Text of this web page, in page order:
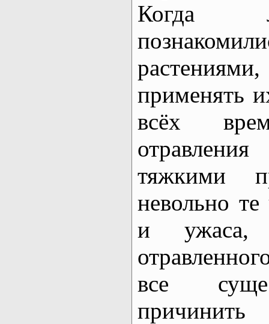
Когда
применять
всёх
тяжкими
невольно те
и
все